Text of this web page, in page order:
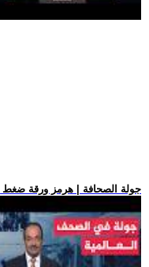
.. جولة الصحافة | هرمز ورقة ضغط